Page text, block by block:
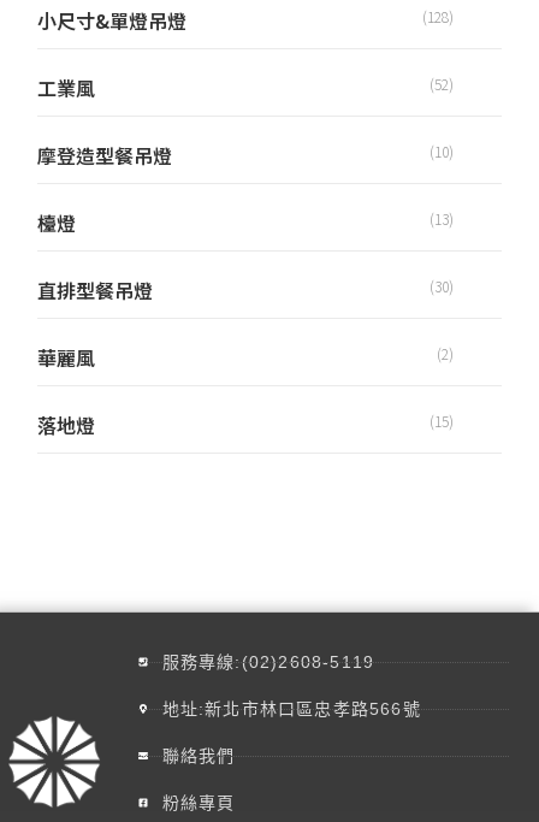
小尺寸&單燈吊燈 (128)
工業風 (52)
摩登造型餐吊燈 (10)
檯燈 (13)
直排型餐吊燈 (30)
華麗風 (2)
落地燈 (15)
服務專線:(02)2608-5119
地址:新北市林口區忠孝路566號
聯絡我們
粉絲專頁